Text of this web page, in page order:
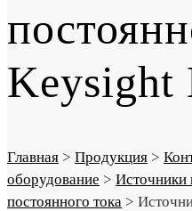
Keysight
Главная > Продукция >
оборудование > Источники
постоянного тока >